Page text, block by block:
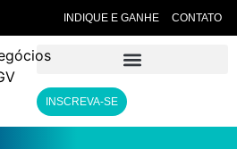
INDIQUE E GANHE CONTATO
INSCREVA-SE